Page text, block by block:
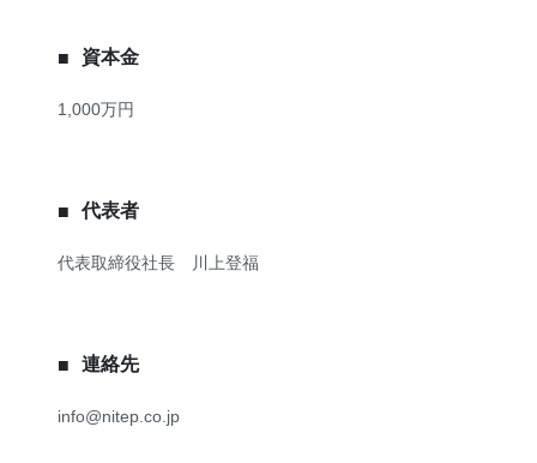
資本金
1,000万円
代表者
代表取締役社長 川上登福
連絡先
info@nitep.co.jp